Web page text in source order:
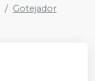
Gotejador